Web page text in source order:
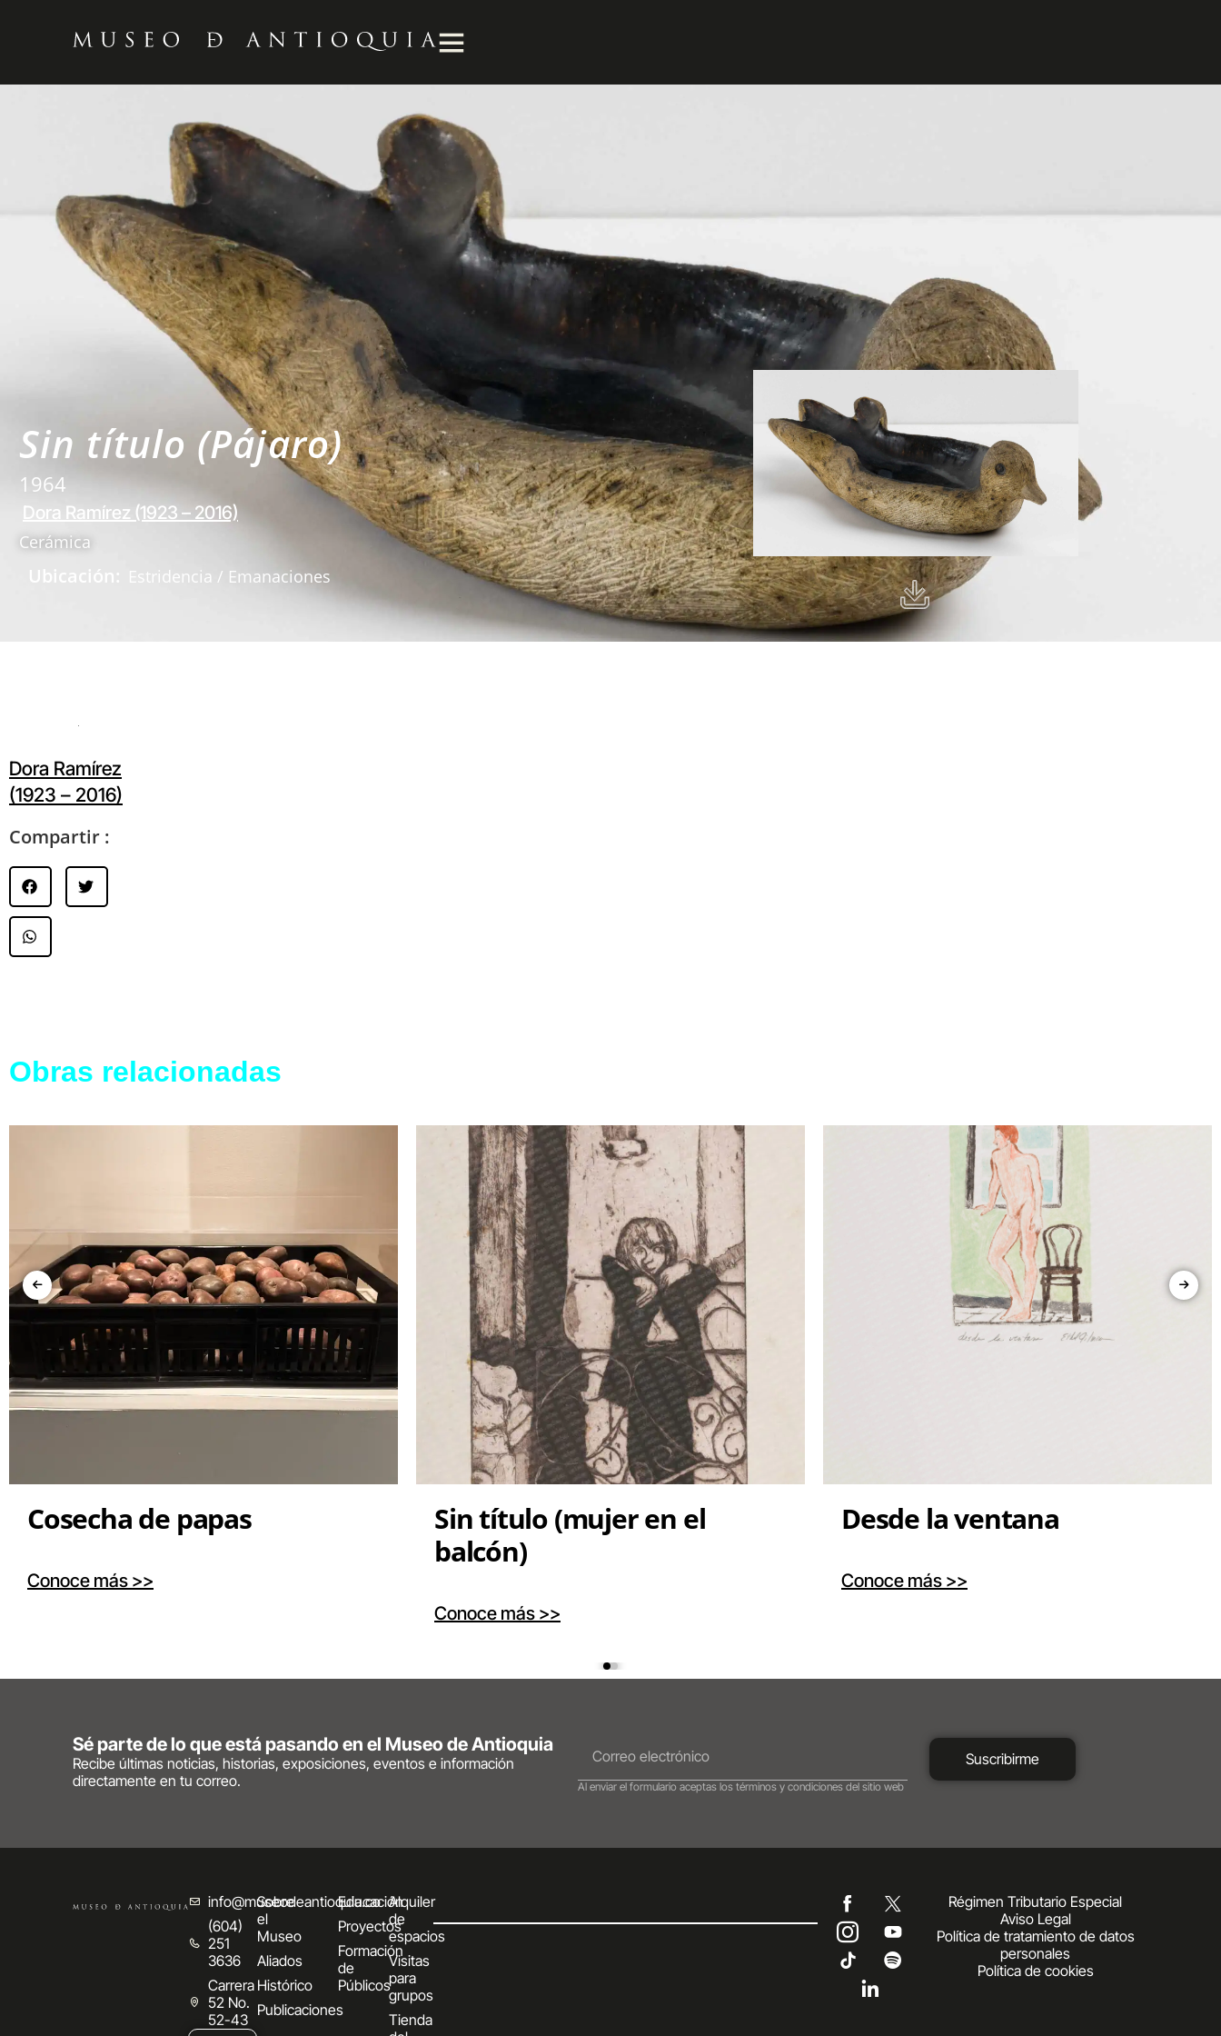
Sin título (Pájaro)
1964
Dora Ramírez (1923 – 2016)
Cerámica
Ubicación: Estridencia / Emanaciones
Dora Ramírez
(1923 – 2016)
Compartir :
Obras relacionadas
Cosecha de papas
Conoce más >>
Sin título (mujer en el
balcón)
Conoce más >>
Desde la ventana
Conoce más >>
Sé parte de lo que está pasando en el Museo de Antioquia
Recibe últimas noticias, historias, exposiciones, eventos e información
directamente en tu correo.
Suscribirme
Al enviar el formulario aceptas los términos y condiciones del sitio web
info@museodeantioquia.co
(604)
251
3636
Carrera
52 No.
52-43
Sobre
el
Museo
Aliados
Histórico
Publicaciones
Educación
Proyectos
Formación
de
Públicos
Alquiler
de
espacios
Visitas
para
grupos
Tienda
Régimen Tributario Especial
Aviso Legal
Política de tratamiento de datos
personales
Política de cookies